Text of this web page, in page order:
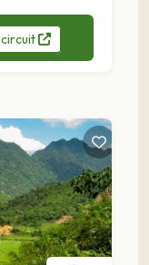
circuit